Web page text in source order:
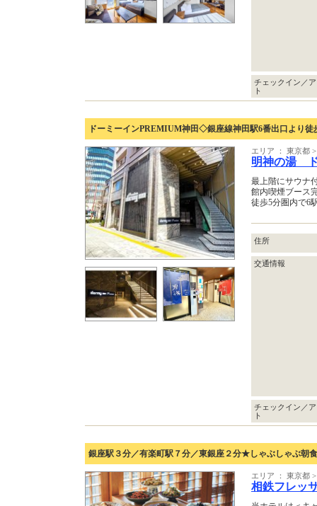
チェックイン／
ト
ドーミーインPREMIUM神田◇銀座線神田駅6番出口より
エリア ： 東京都
明神の湯 ド
最上階にサウナ
館内喫煙ブース
徒歩5分圏内で6
住所
交通情報
チェックイン／
ト
銀座駅３分／有楽町駅７分／東銀座２分★しゃぶしゃぶ朝
エリア ： 東京都
相鉄フレッ